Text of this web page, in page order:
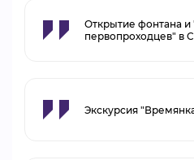
Открытие фонтана
первопроходцев" в
Экскурсия